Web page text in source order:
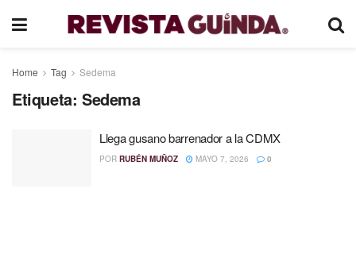
Home Tag Sedema
Etiqueta: Sedema
Llega gusano barrenador a la CDMX
POR RUBÉN MUÑOZ MAYO 7, 2026 0